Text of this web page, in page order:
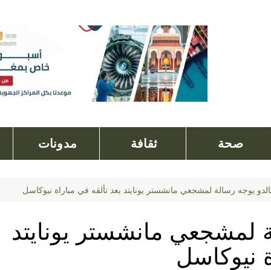
صحة ثقافة مدونات
يوجه رسالة لمشجعي مانشستر يونايتد بعد تألقه في مباراة نيوكاسل
لمشجعي مانشستر يونايتد
نيوكاسل